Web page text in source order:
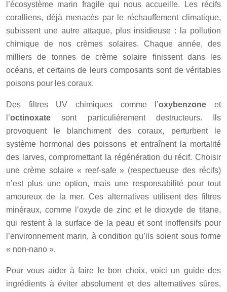
l’écosystème marin fragile qui nous accueille. Les récifs
coralliens, déjà menacés par le réchauffement climatique,
subissent une autre attaque, plus insidieuse : la pollution
chimique de nos crèmes solaires. Chaque année, des
milliers de tonnes de crème solaire finissent dans les
océans, et certains de leurs composants sont de véritables
poisons pour les coraux.
Des filtres UV chimiques comme l’oxybenzone et
l’octinoxate sont particulièrement destructeurs. Ils
provoquent le blanchiment des coraux, perturbent le
système hormonal des poissons et entraînent la mortalité
des larves, compromettant la régénération du récif. Choisir
une crème solaire « reef-safe » (respectueuse des récifs)
n’est plus une option, mais une responsabilité pour tout
amoureux de la mer. Ces alternatives utilisent des filtres
minéraux, comme l’oxyde de zinc et le dioxyde de titane,
qui restent à la surface de la peau et sont inoffensifs pour
l’environnement marin, à condition qu’ils soient sous forme
« non-nano ».
Pour vous aider à faire le bon choix, voici un guide des
ingrédients à éviter absolument et des alternatives sûres,